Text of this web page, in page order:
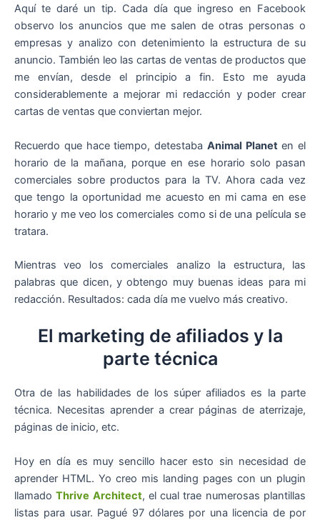
Aquí te daré un tip. Cada día que ingreso en Facebook
observo los anuncios que me salen de otras personas o
empresas y analizo con detenimiento la estructura de su
anuncio. También leo las cartas de ventas de productos que
me envían, desde el principio a fin. Esto me ayuda
considerablemente a mejorar mi redacción y poder crear
cartas de ventas que conviertan mejor.
Recuerdo que hace tiempo, detestaba Animal Planeten el
horario de la mañana, porque en ese horario solo pasan
comerciales sobre productos para la TV. Ahora cada vez
que tengo la oportunidad me acuesto en mi cama en ese
horario y me veo los comerciales como si de una película se
tratara.
Mientras veo los comerciales analizo la estructura, las
palabras que dicen, y obtengo muy buenas ideas para mi
redacción. Resultados: cada día me vuelvo más creativo.
El marketing de afiliados y la
parte técnica
Otra de las habilidades de los súper afiliados es la parte
técnica. Necesitas aprender a crear páginas de aterrizaje,
páginas de inicio, etc.
Hoy en día es muy sencillo hacer esto sin necesidad de
aprender HTML. Yo creo mis landing pages con un plugin
llamadoThrive Architect, el cual trae numerosas plantillas
listas para usar. Pagué 97 dólares por una licencia de por